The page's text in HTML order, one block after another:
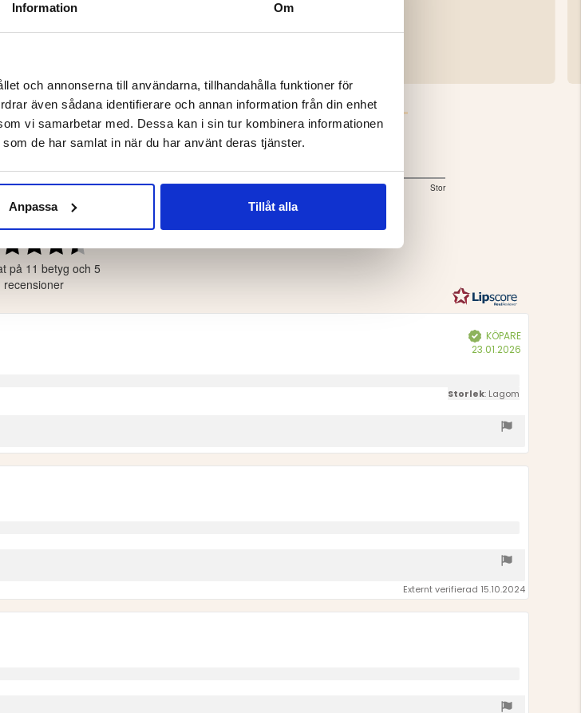
Information Om
och annonserna till användarna, tillhandahålla funktioner för
även sådana identifierare och annan information från din enhet
vi samarbetar med. Dessa kan i sin tur kombinera informationen
de har samlat in när du har använt deras tjänster.
Anpassa Tillåt alla
utav
på 11 betyg och 5
recensioner
Stor
3
utav
Baserat
Bekräftad
KÖPARE
23.01.2026
Storlek: Lagom
Externt verifierad 15.10.2024